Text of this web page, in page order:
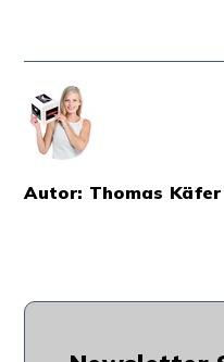
Autor: Thomas Käfer